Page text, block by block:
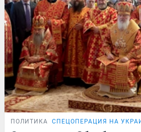
ПОЛИТИКА СПЕЦОПЕРАЦИЯ НА